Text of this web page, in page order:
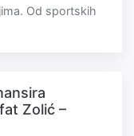
Od sportskih
Zolić –